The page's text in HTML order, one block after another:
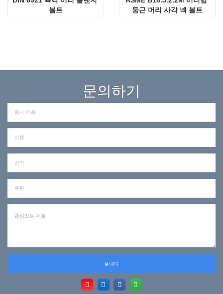
볼트
둥근 머리 사각 넥 볼트
문의하기
보내다